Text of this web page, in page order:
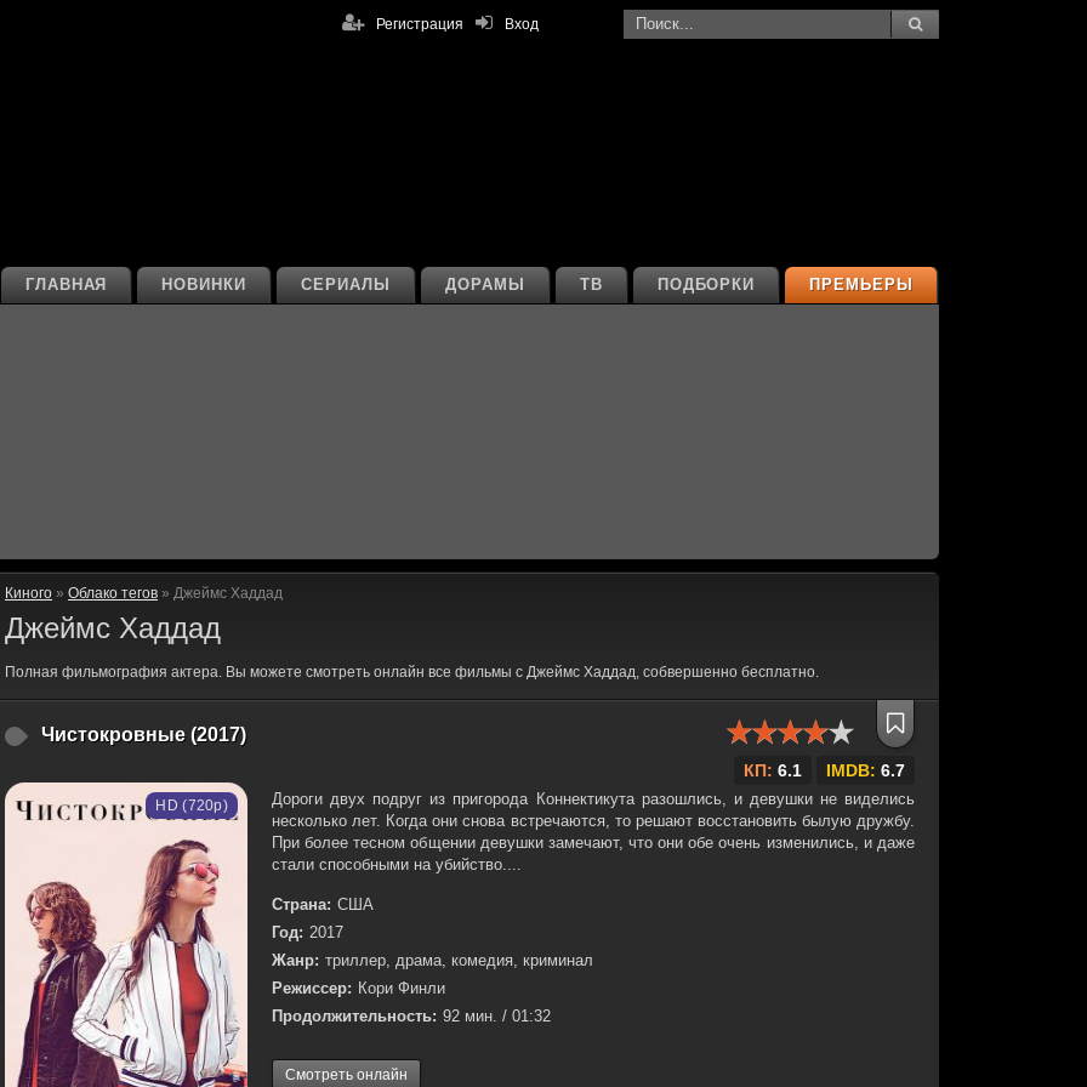
Вход
Регистрация
ПРЕМЬЕРЫ
ПОДБОРКИ
ТВ
ДОРАМЫ
СЕРИАЛЫ
НОВИНКИ
ГЛАВНАЯ
Киного » Облако тегов » Джеймс Хаддад
Джеймс Хаддад
Полная фильмография актера. Вы можете смотреть онлайн все фильмы с Джеймс Хаддад, собвершенно бесплатно.
Чистокровные (2017)
КП: 6.1 IMDB: 6.7
HD (720p)
Дороги двух подруг из пригорода Коннектикута разошлись, и девушки не виделись
несколько лет. Когда они снова встречаются, то решают восстановить былую дружбу.
При более тесном общении девушки замечают, что они обе очень изменились, и даже
стали способными на убийство....
Страна: США
Год: 2017
Жанр: триллер, драма, комедия, криминал
Режиссер: Кори Финли
Продолжительность: 92 мин. / 01:32
Смотреть онлайн